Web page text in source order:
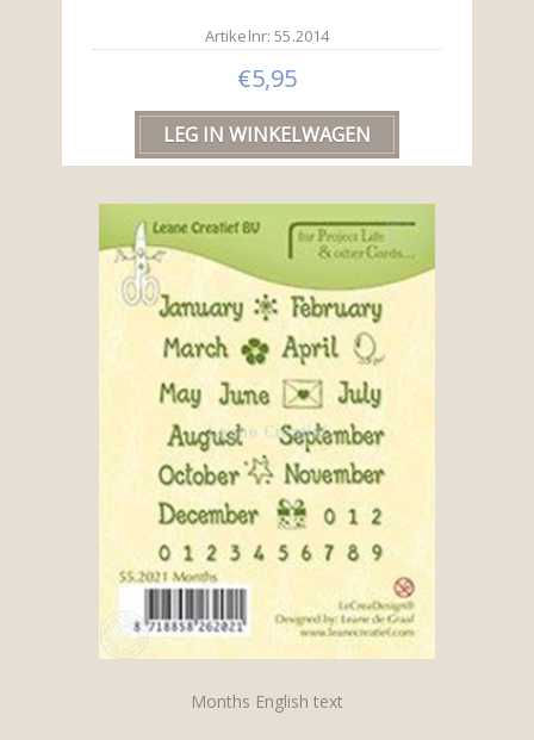
Artikelnr: 55.2014
€5,95
Months English text